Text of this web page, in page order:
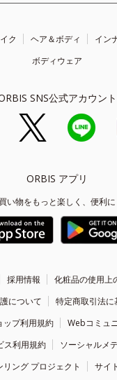
ク ヘア＆ボディ
イン
ボディウェア
SNS公式アカウント
ORBIS アプリ
い物をもっと楽しく、便利に
採用情報
化粧品の使用上
について
特定商取引法に
ップ利用規約
Webコミュ
ス利用規約
ソーシャルメ
リング プロジェクト
サイ